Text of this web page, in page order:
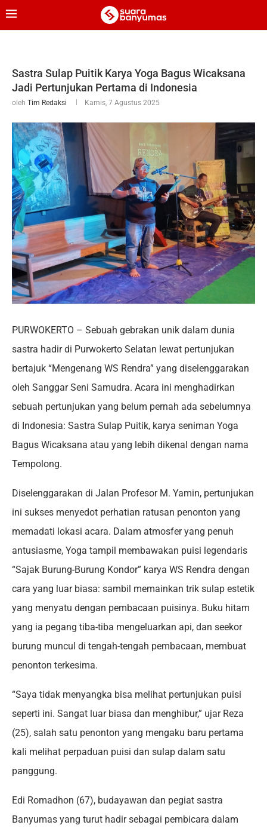
Sastra Sulap Puitik Karya Yoga Bagus Wicaksana
Jadi Pertunjukan Pertama di Indonesia
oleh Tim Redaksi Kamis, 7 Agustus 2025
PURWOKERTO – Sebuah gebrakan unik dalam dunia
sastra hadir di Purwokerto Selatan lewat pertunjukan
bertajuk “Mengenang WS Rendra” yang diselenggarakan
oleh Sanggar Seni Samudra. Acara ini menghadirkan
sebuah pertunjukan yang belum pernah ada sebelumnya
di Indonesia: Sastra Sulap Puitik, karya seniman Yoga
Bagus Wicaksana atau yang lebih dikenal dengan nama
Tempolong.
Diselenggarakan di Jalan Profesor M. Yamin, pertunjukan
ini sukses menyedot perhatian ratusan penonton yang
memadati lokasi acara. Dalam atmosfer yang penuh
antusiasme, Yoga tampil membawakan puisi legendaris
“Sajak Burung-Burung Kondor” karya WS Rendra dengan
cara yang luar biasa: sambil memainkan trik sulap estetik
yang menyatu dengan pembacaan puisinya. Buku hitam
yang ia pegang tiba-tiba mengeluarkan api, dan seekor
burung muncul di tengah-tengah pembacaan, membuat
penonton terkesima.
“Saya tidak menyangka bisa melihat pertunjukan puisi
seperti ini. Sangat luar biasa dan menghibur,” ujar Reza
(25), salah satu penonton yang mengaku baru pertama
kali melihat perpaduan puisi dan sulap dalam satu
panggung.
Edi Romadhon (67), budayawan dan pegiat sastra
Banyumas yang turut hadir sebagai pembicara dalam